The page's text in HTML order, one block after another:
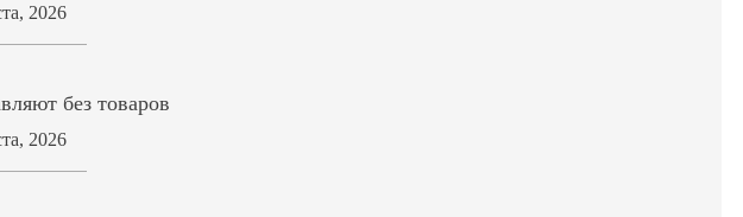
2026
без товаров
2026